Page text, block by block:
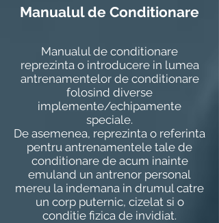
Manualul de Conditionare
Manualul de conditionare
reprezinta o introducere in lumea
antrenamentelor de conditionare
folosind diverse
implemente/echipamente
speciale.
De asemenea, reprezinta o referinta
pentru antrenamentele tale de
conditionare de acum inainte
emuland un antrenor personal
mereu la indemana in drumul catre
un corp puternic, cizelat si o
conditie fizica de invidiat.